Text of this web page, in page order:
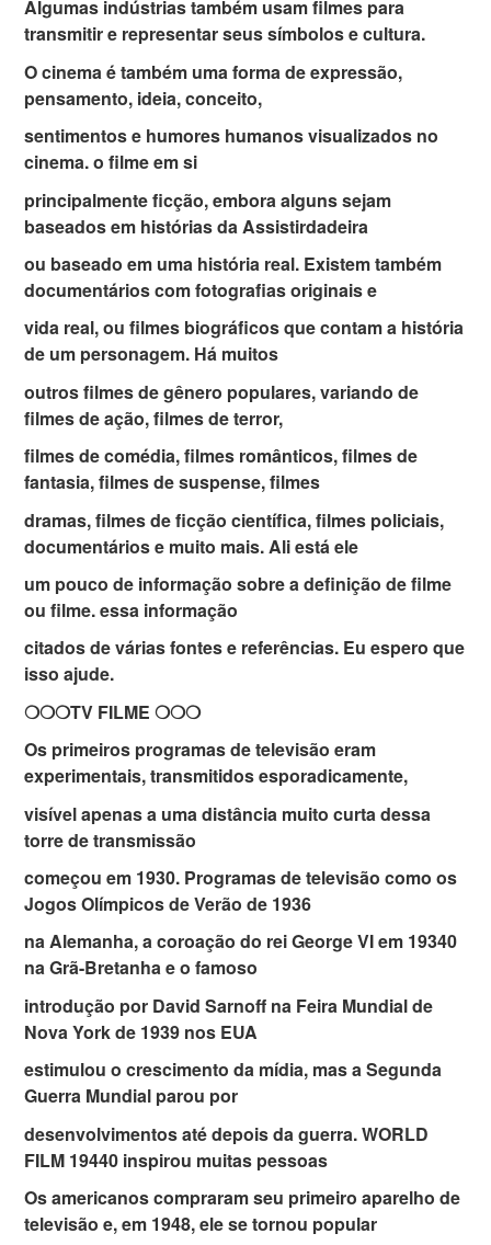
Algumas indústrias também usam filmes para
transmitir e representar seus símbolos e cultura.
O cinema é também uma forma de expressão,
pensamento, ideia, conceito,
sentimentos e humores humanos visualizados no
cinema. o filme em si
principalmente ficção, embora alguns sejam
baseados em histórias da Assistirdadeira
ou baseado em uma história real. Existem também
documentários com fotografias originais e
vida real, ou filmes biográficos que contam a história
de um personagem. Há muitos
outros filmes de gênero populares, variando de
filmes de ação, filmes de terror,
filmes de comédia, filmes românticos, filmes de
fantasia, filmes de suspense, filmes
dramas, filmes de ficção científica, filmes policiais,
documentários e muito mais. Ali está ele
um pouco de informação sobre a definição de filme
ou filme. essa informação
citados de várias fontes e referências. Eu espero que
isso ajude.
❍❍❍TV FILME ❍❍❍
Os primeiros programas de televisão eram
experimentais, transmitidos esporadicamente,
visível apenas a uma distância muito curta dessa
torre de transmissão
começou em 1930. Programas de televisão como os
Jogos Olímpicos de Verão de 1936
na Alemanha, a coroação do rei George VI em 19340
na Grã-Bretanha e o famoso
introdução por David Sarnoff na Feira Mundial de
Nova York de 1939 nos EUA
estimulou o crescimento da mídia, mas a Segunda
Guerra Mundial parou por
desenvolvimentos até depois da guerra. WORLD
FILM 19440 inspirou muitas pessoas
Os americanos compraram seu primeiro aparelho de
televisão e, em 1948, ele se tornou popular